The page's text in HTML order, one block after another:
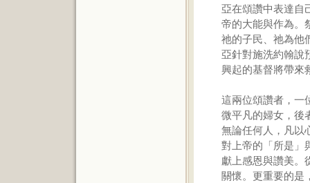
亞在頌讚中表達自
帝的大能與作為。
祂的子民、祂為他
亞針對施洗約翰說
興起的基督將帶來
這兩位頌讚者，一
微平凡的婦女，後
無論任何人，凡以
對上帝的「所是」
獻上感恩與讚美。
關懷。更重要的是